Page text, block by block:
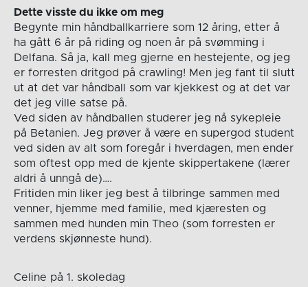
Dette visste du ikke om meg
Begynte min håndballkarriere som 12 åring, etter å
ha gått 6 år på riding og noen år på svømming i
Delfana. Så ja, kall meg gjerne en hestejente, og jeg
er forresten dritgod på crawling! Men jeg fant til slutt
ut at det var håndball som var kjekkest og at det var
det jeg ville satse på.
Ved siden av håndballen studerer jeg nå sykepleie
på Betanien. Jeg prøver å være en supergod student
ved siden av alt som foregår i hverdagen, men ender
som oftest opp med de kjente skippertakene (lærer
aldri å unngå de)….
Fritiden min liker jeg best å tilbringe sammen med
venner, hjemme med familie, med kjæresten og
sammen med hunden min Theo (som forresten er
verdens skjønneste hund).
Celine på 1. skoledag